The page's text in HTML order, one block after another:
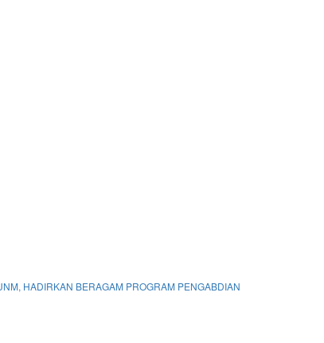
HADIRKAN BERAGAM PROGRAM PENGABDIAN